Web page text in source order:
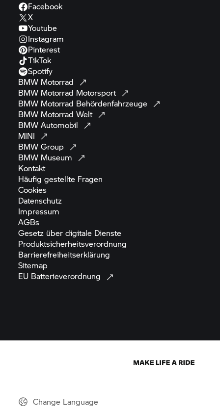
Facebook
X
Youtube
Instagram
Pinterest
TikTok
Spotify
BMW Motorrad
BMW Motorrad Motorsport
BMW Motorrad Behördenfahrzeuge
BMW Motorrad Welt
BMWAutomobil
MINI
BMWGroup
BMW Museum
Kontakt
Häufig gestellte Fragen
Cookies
Datenschutz
Impressum
AGBs
Gesetz über digitale Dienste
Produktsicherheitsverordnung
Barrierefreiheitserklärung
Sitemap
EU Batterieverordnung
Change Language